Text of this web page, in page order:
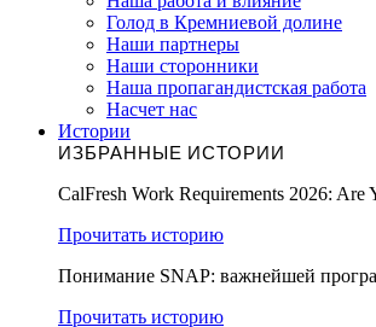
Голод в Кремниевой долине
Наши партнеры
Наши сторонники
Наша пропагандистская работа
Насчет нас
Истории
ИЗБРАННЫЕ ИСТОРИИ
CalFresh Work Requirements 2026: Are
Прочитать историю
Понимание SNAP: важнейшей
Прочитать историю